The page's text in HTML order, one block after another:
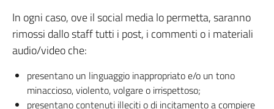
In ogni caso, ove il social media lo permetta, saranno
rimossi dallo staff tutti i post, i commenti o i materiali
audio/video che:
presentano un linguaggio inappropriato e/o un tono
minaccioso, violento, volgare o irrispettoso;
presentano contenuti illeciti o di incitamento a compiere